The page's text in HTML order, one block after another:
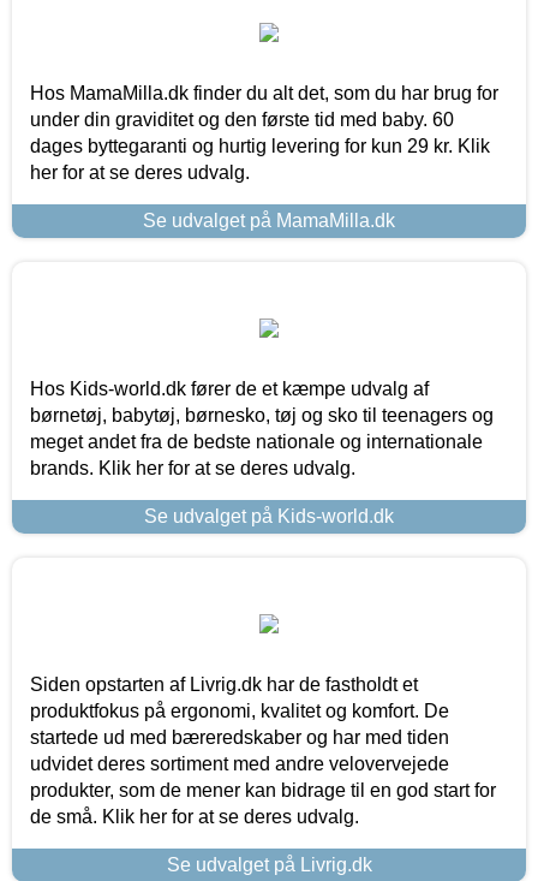
Hos MamaMilla.dk finder du alt det, som du har brug for
under din graviditet og den første tid med baby. 60
dages byttegaranti og hurtig levering for kun 29 kr. Klik
her for at se deres udvalg.
Se udvalget på MamaMilla.dk
Hos Kids-world.dk fører de et kæmpe udvalg af
børnetøj, babytøj, børnesko, tøj og sko til teenagers og
meget andet fra de bedste nationale og internationale
brands. Klik her for at se deres udvalg.
Se udvalget på Kids-world.dk
Siden opstarten af Livrig.dk har de fastholdt et
produktfokus på ergonomi, kvalitet og komfort. De
startede ud med bæreredskaber og har med tiden
udvidet deres sortiment med andre velovervejede
produkter, som de mener kan bidrage til en god start for
de små. Klik her for at se deres udvalg.
Se udvalget på Livrig.dk